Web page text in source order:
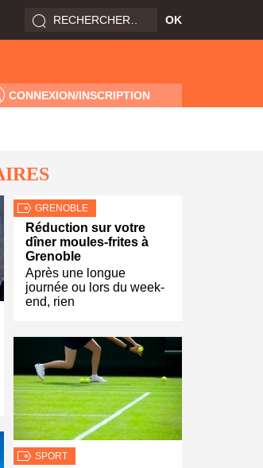
CONNEXION/INSCRIPTION
GRENOBLE
Réduction sur votre
dîner moules-frites à
Grenoble
Après une longue
journée ou lors du week-
end, rien
SPORT